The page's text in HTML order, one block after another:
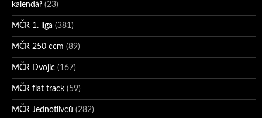
kalendář (23)
MČR 1. liga (381)
MČR 250 ccm (89)
MČR Dvojic (167)
MČR flat track (59)
MČR Jednotlivců (282)